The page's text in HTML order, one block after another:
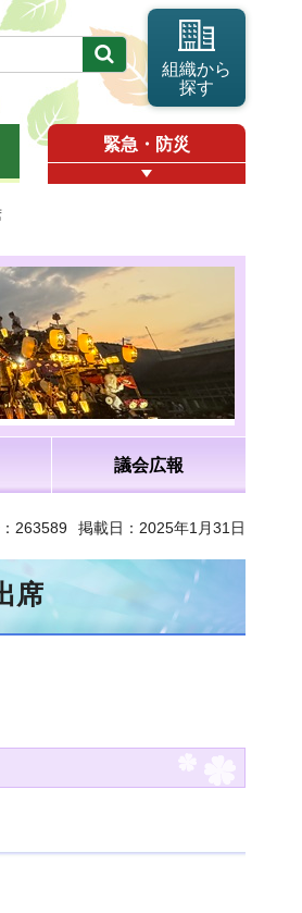
組織から
探す
緊急・防災
議会広報
263589 掲載日：2025年1月31日
席